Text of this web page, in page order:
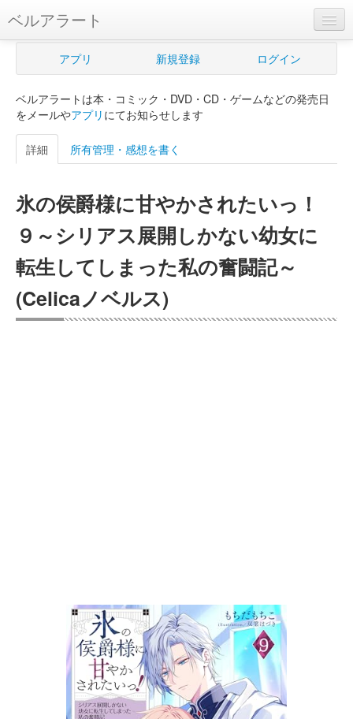
ベルアラート
ベルアラートとは
新規登録
ログイン
購入管理
Myシェルフ
プレミアム
アプリ 新規登録 ログイン
ベルアラートは本・コミック・DVD・CD・ゲームなどの発売日
をメールやアプリ にてお知らせします
詳細 所有管理・感想を書く
氷の侯爵様に甘やかされたいっ！
９～シリアス展開しかない幼女に
転生してしまった私の奮闘記～
(Celicaノベルス)